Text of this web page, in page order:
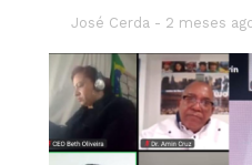
José Cerda 2 meses